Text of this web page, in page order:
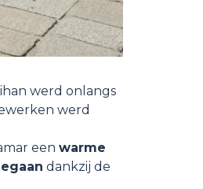
werd onlangs
werd
een warme
dankzij de